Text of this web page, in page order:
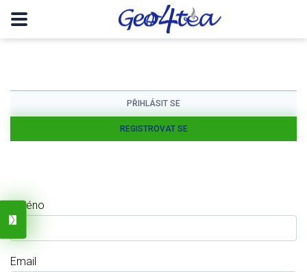
PŘIHLÁSIT SE
REGISTROVAT SE
Jméno
Email